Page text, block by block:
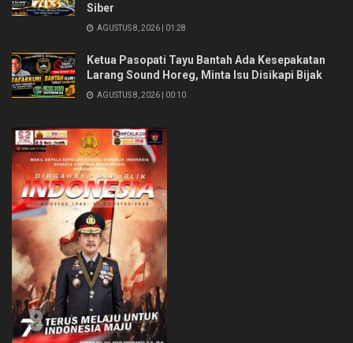
Siber
AGUSTUS 8, 2026 | 01:28
Ketua Pasopati Tayu Bantah Ada Kesepakatan
Larang Sound Horeg, Minta Isu Disikapi Bijak
AGUSTUS 8, 2026 | 00:10